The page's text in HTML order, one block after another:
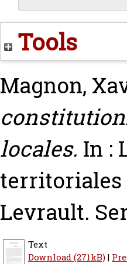
Tools
Magnon,
locales. In :
territoriales
Levrault.
Text
Download (271kB)|